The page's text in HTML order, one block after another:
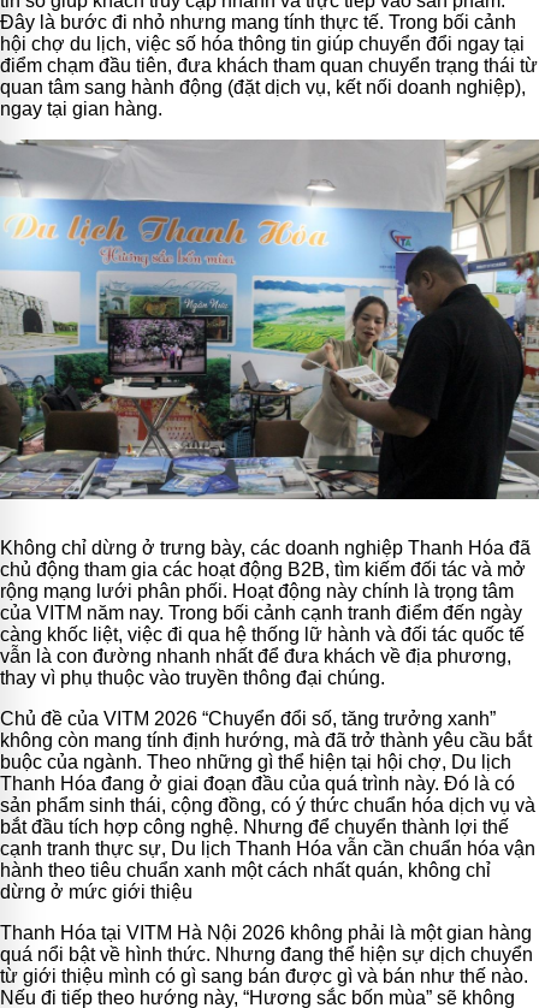
Đây là bước đi nhỏ nhưng mang tính thực tế. Trong bối cảnh
hội chợ du lịch, việc số hóa thông tin giúp chuyển đổi ngay tại
điểm chạm đầu tiên, đưa khách tham quan chuyển trạng thái từ
quan tâm sang hành động (đặt dịch vụ, kết nối doanh nghiệp),
ngay tại gian hàng.
Không chỉ dừng ở trưng bày, các doanh nghiệp Thanh Hóa đã
chủ động tham gia các hoạt động B2B, tìm kiếm đối tác và mở
rộng mạng lưới phân phối. Hoạt động này chính là trọng tâm
của VITM năm nay. Trong bối cảnh cạnh tranh điểm đến ngày
càng khốc liệt, việc đi qua hệ thống lữ hành và đối tác quốc tế
vẫn là con đường nhanh nhất để đưa khách về địa phương,
thay vì phụ thuộc vào truyền thông đại chúng.
Chủ đề của VITM 2026 “Chuyển đổi số, tăng trưởng xanh”
không còn mang tính định hướng, mà đã trở thành yêu cầu bắt
buộc của ngành. Theo những gì thể hiện tại hội chợ, Du lịch
Thanh Hóa đang ở giai đoạn đầu của quá trình này. Đó là có
sản phẩm sinh thái, cộng đồng, có ý thức chuẩn hóa dịch vụ và
bắt đầu tích hợp công nghệ. Nhưng để chuyển thành lợi thế
cạnh tranh thực sự, Du lịch Thanh Hóa vẫn cần chuẩn hóa vận
hành theo tiêu chuẩn xanh một cách nhất quán, không chỉ
dừng ở mức giới thiệu
Thanh Hóa tại VITM Hà Nội 2026 không phải là một gian hàng
quá nổi bật về hình thức. Nhưng đang thể hiện sự dịch chuyển
từ giới thiệu mình có gì sang bán được gì và bán như thế nào.
Nếu đi tiếp theo hướng này, “Hương sắc bốn mùa” sẽ không